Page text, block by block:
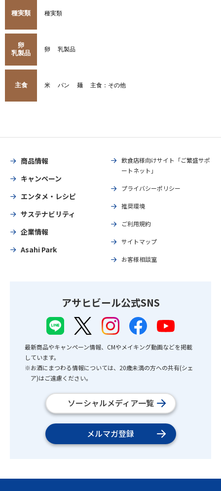
種実類 種実類
卵
乳製品
卵 乳製品
主食 米 パン 麺 主食：その他
商品情報
キャンペーン
エンタメ・レシピ
サステナビリティ
企業情報
Asahi Park
飲食店様向けサイト「ご繁盛サポ
ートネット」
プライバシーポリシー
推奨環境
ご利用規約
サイトマップ
お客様相談室
アサヒビール公式SNS
最新商品やキャンペーン情報、CMやメイキング動画などを掲載
しています。
※お酒にまつわる情報については、20歳未満の方への共有(シェ
ア)はご遠慮ください。
ソーシャルメディア一覧
メルマガ登録